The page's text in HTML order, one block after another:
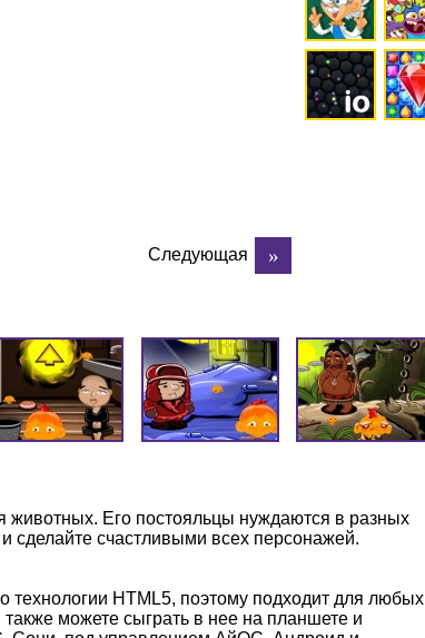
Следующая
Его постояльцы нуждаются в разных
счастливыми всех персонажей.
технологии HTML5, поэтому подходит для любых
можете сыграть в нее на планшете и